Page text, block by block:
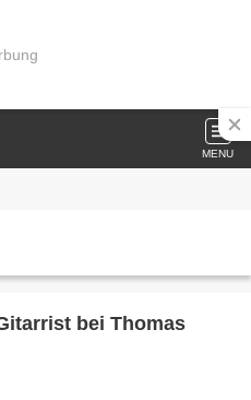
MENU
bei Thomas